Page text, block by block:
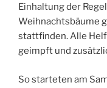
Einhaltung der
Weihnachtsbäume
stattfinden. Alle
geimpft und
So starteten am